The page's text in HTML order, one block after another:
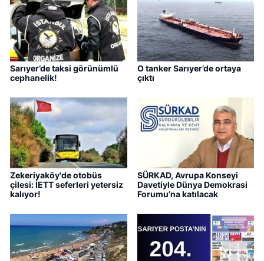
Sarıyer’de taksi görünümlü
cephanelik!
O tanker Sarıyer’de ortaya
çıktı
Zekeriyaköy'de otobüs
çilesi: İETT seferleri yetersiz
kalıyor!
SÜRKAD, Avrupa Konseyi
Davetiyle Dünya Demokrasi
Forumu’na katılacak